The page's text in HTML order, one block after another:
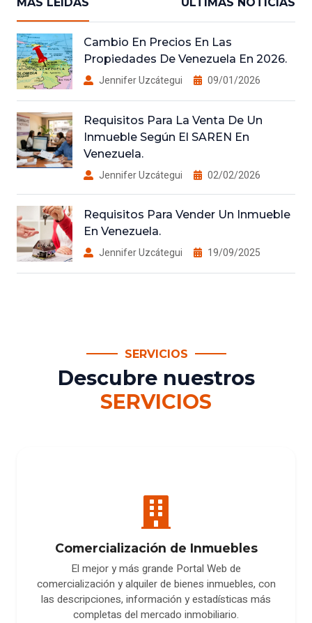
Cambio En Precios En Las
Propiedades De Venezuela En 2026.
Jennifer Uzcátegui 09/01/2026
Requisitos Para La Venta De Un
Inmueble Según El SAREN En
Venezuela.
Jennifer Uzcátegui 02/02/2026
Requisitos Para Vender Un Inmueble
En Venezuela.
Jennifer Uzcátegui 19/09/2025
SERVICIOS
Descubre nuestros
SERVICIOS
Comercialización de Inmuebles
El mejor y más grande Portal Web de
comercialización y alquiler de bienes inmuebles, con
las descripciones, información y estadísticas más
completas del mercado inmobiliario.